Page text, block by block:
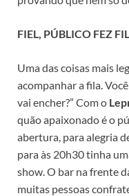
FIEL, PÚBLICO FEZ
Uma das coisas mais
acompanhar a fila.
vai encher?” Com o
quão apaixonado é o
abertura, para alegria
para às 20h30 tinha
show. O bar na frente
muitas pessoas